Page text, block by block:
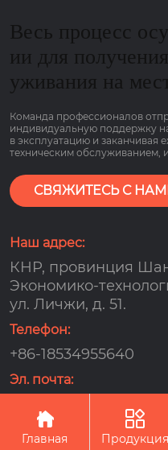
Весь процесс
ии для
уживания на
Команда профессионалов
индивидуальную поддержку
в эксплуатацию и заканчивая
техническим обслуживанием,
потреблением газа и
могли пользоваться им
СВЯЖИТЕСЬ С
Наш адрес:
КНР, провинция
Экономико-
ул. Личжи, д. 51.
Телефон:
+86-18534955640
Эл. почта:
Авторское право©OOO
энергопотреблением 《

Главная

Продукция